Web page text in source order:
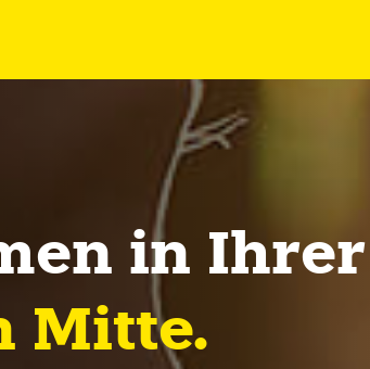
in Ihrer
Mitte.